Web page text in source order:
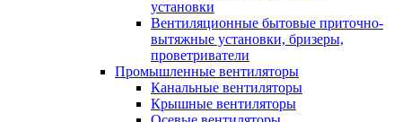
установки
Вентиляционные бытовые приточно-
вытяжные установки, бризеры,
проветриватели
Промышленные вентиляторы
Канальные вентиляторы
Крышные вентиляторы